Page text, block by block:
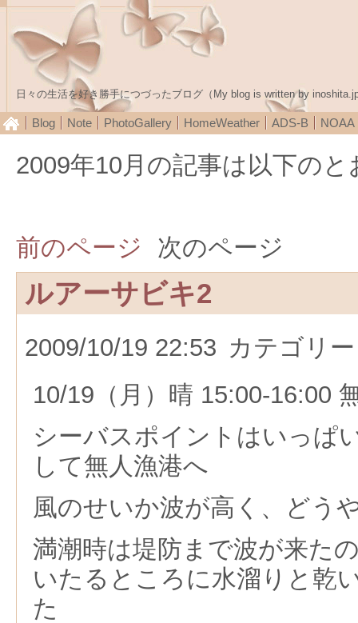
日々の生活を好き勝手につづったブログ（My blog is written by
Blog Note PhotoGallery HomeWeather ADS-B NOAA
2009年10月の記事は以下の
前のページ 次のページ
ルアーサビキ2
2009/10/19 22:53 カテゴリ
10/19（月）晴 15:00-16:00
シーバスポイントはいっぱ
して無人漁港へ
風のせいか波が高く、どう
満潮時は堤防まで波が来た
いたるところに水溜りと乾
た